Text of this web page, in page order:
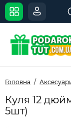
Головна
Куля 12
5шт)